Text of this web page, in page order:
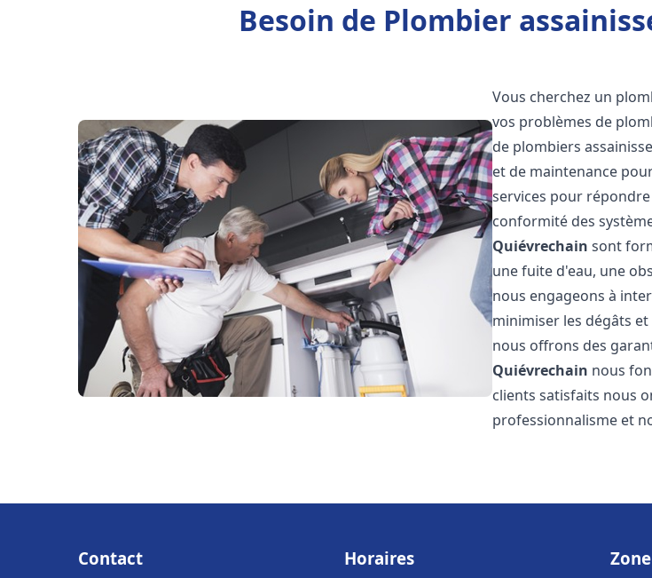
Besoin de Plombier
Vous cherchez un
vos problèmes de
de plombiers
et de maintenance
services pour
conformité des
Quiévrechain sont
une fuite d'eau, une
nous engageons à
minimiser les dégâts
nous offrons des
Quiévrechain nous
clients satisfaits nous
professionnalisme et
Contact Horaires